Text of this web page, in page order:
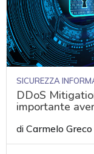
SICUREZZA
DDoS
importante
diCarmelo Greco